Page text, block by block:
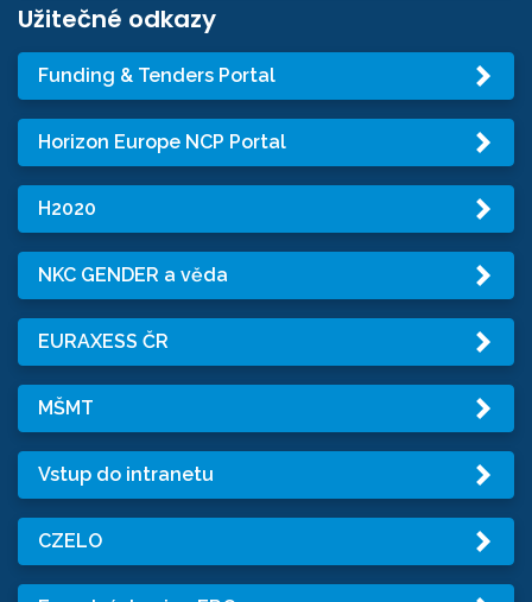
Užitečné odkazy
Funding & Tenders Portal
Horizon Europe NCP Portal
H2020
NKC GENDER a věda
EURAXESS ČR
MŠMT
Vstup do intranetu
CZELO